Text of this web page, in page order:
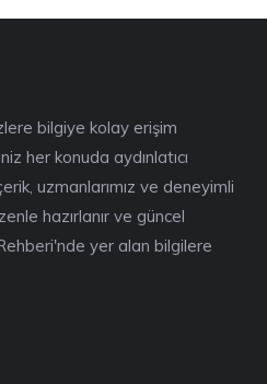
bilgiye kolay erişim
her konuda aydınlatıcı
uzmanlarımız ve deneyimli
hazırlanır ve güncel
yer alan bilgilere